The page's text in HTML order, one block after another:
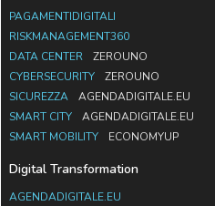
PAGAMENTIDIGITALI
RISKMANAGEMENT360
DATA CENTER
ZEROUNO
CYBERSECURITY
ZEROUNO
SICUREZZA
AGENDADIGITALE.EU
SMART CITY
AGENDADIGITALE.EU
SMART MOBILITY
ECONOMYUP
Digital Transformation
AGENDADIGITALE.EU